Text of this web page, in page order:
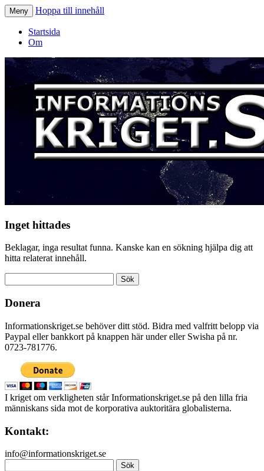
Informationskriget.se
Meny Hoppa till innehåll
Startsida
Om
Inget hittades
Beklagar, inga resultat funna. Kanske kan en sökning hjälpa dig att
hitta relaterat innehåll.
efter:
Donera
Informationskriget.se behöver ditt stöd. Bidra med valfritt belopp via
Paypal eller bankkort på knappen här under eller Swisha på nr.
0723-781776.
I kriget om verkligheten står Informationskriget.se på den lilla fria
människans sida mot de korporativa auktoritära globalisterna.
Kontakt:
info@informationskriget.se